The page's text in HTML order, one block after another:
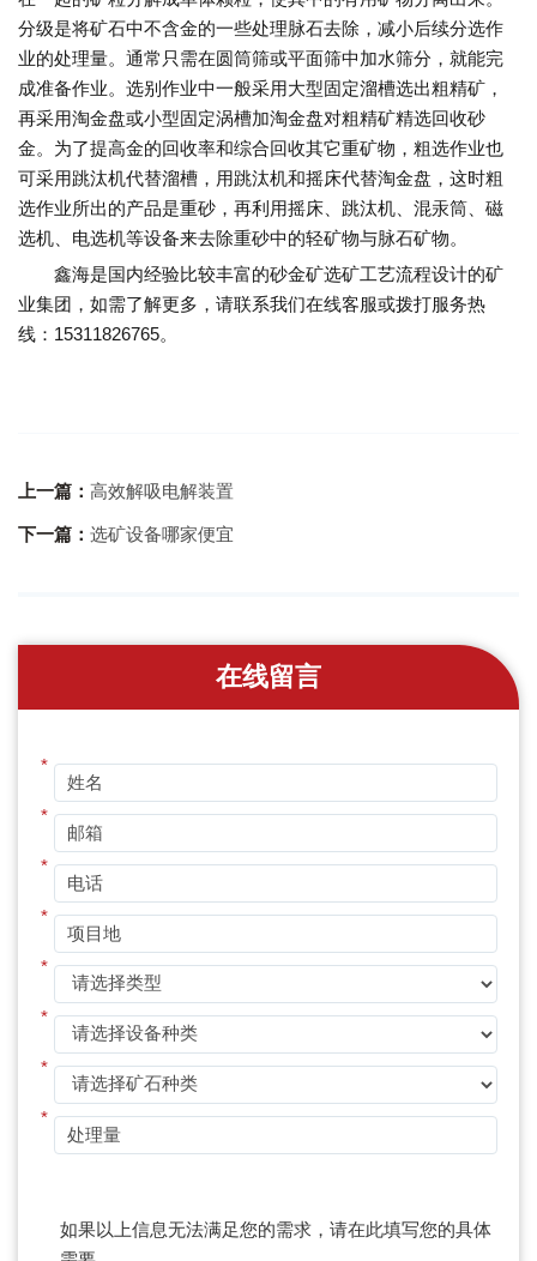
分级是将矿石中不含金的一些处理脉石去除，减小后续分选作
业的处理量。通常只需在圆筒筛或平面筛中加水筛分，就能完
成准备作业。选别作业中一般采用大型固定溜槽选出粗精矿，
再采用淘金盘或小型固定涡槽加淘金盘对粗精矿精选回收砂
金。为了提高金的回收率和综合回收其它重矿物，粗选作业也
可采用跳汰机代替溜槽，用跳汰机和摇床代替淘金盘，这时粗
选作业所出的产品是重砂，再利用摇床、跳汰机、混汞筒、磁
选机、电选机等设备来去除重砂中的轻矿物与脉石矿物。
鑫海是国内经验比较丰富的砂金矿选矿工艺流程设计的矿
业集团，如需了解更多，请联系我们在线客服或拨打服务热
线：15311826765。
上一篇： 高效解吸电解装置
下一篇： 选矿设备哪家便宜
在线留言
*
*
*
*
*
*
*
*
如果以上信息无法满足您的需求，请在此填写您的具体